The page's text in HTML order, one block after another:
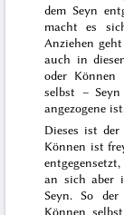
dem Seyn
macht es
Anziehen
auch in
oder Können
selbst – Seyn
angezogene ist.
Dieses ist
Können ist
an sich aber
Seyn. So
Können